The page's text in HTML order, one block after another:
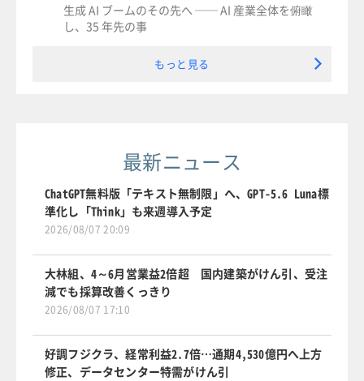
生成 AI ブームのその先へ ── AI 産業全体を俯瞰
し、35 年先の事
もっと見る
最新ニュース
ChatGPT無料版「テキスト無制限」へ、GPT-5.6 Luna標
準化し「Think」も来週導入予定
2026/08/07 20:09
大林組、4～6月営業益2倍超 国内建築がけん引、受注
減でも採算改善くっきり
2026/08/07 17:10
好調フジクラ、経常利益2.7倍…通期4,530億円へ上方
修正、データセンター特需がけん引